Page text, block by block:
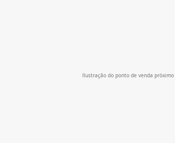
Ilustração do ponto de venda